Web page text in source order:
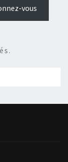
vous